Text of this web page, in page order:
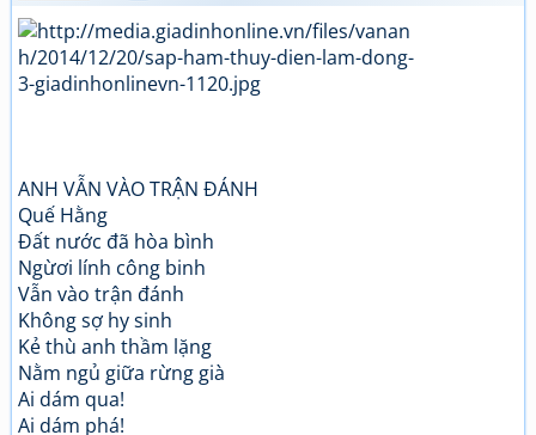
ANH VẪN VÀO TRẬN ĐÁNH
Quế Hằng
Đất nước đã hòa bình
Ngừơi lính công binh
Vẫn vào trận đánh
Không sợ hy sinh
Kẻ thù anh thầm lặng
Nằm ngủ giữa rừng già
Ai dám qua!
Ai dám phá!